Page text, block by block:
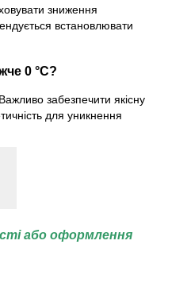
зниження
встановлювати
0 °C?
забезпечити якісну
для уникнення
або оформлення